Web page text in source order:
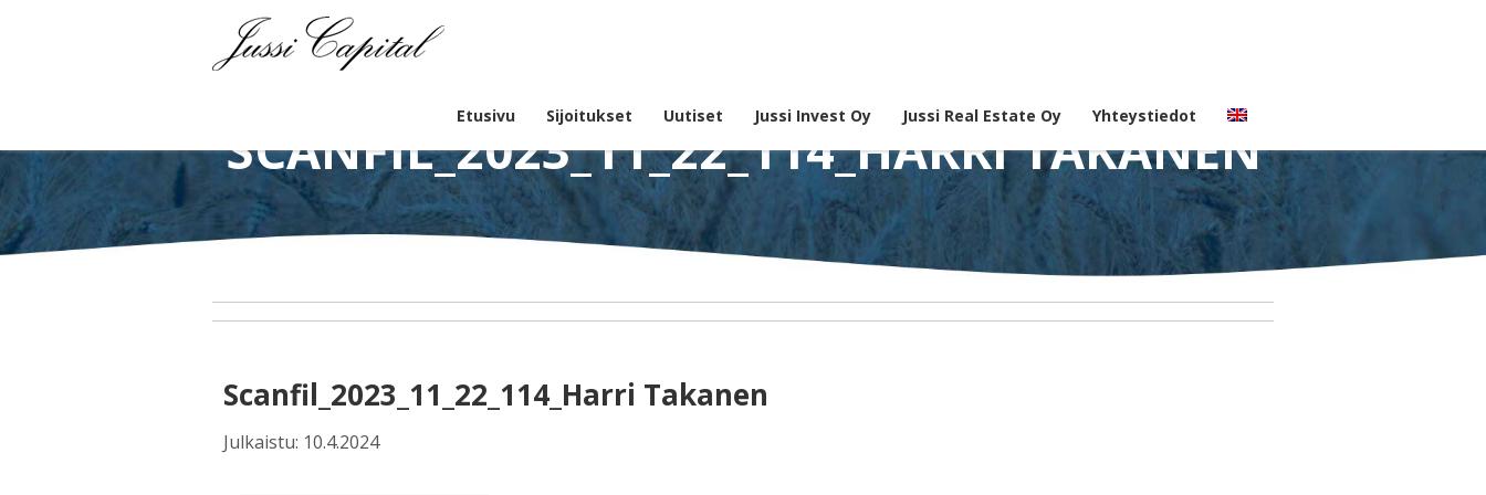
Etusivu Sijoitukset Uutiset Jussi Invest Oy Jussi Real Estate Oy Yhteystiedot
SCANFIL_2023_11_22_114_HARRI TAKANEN
Scanfil_2023_11_22_114_Harri Takanen
Julkaistu: 10.4.2024